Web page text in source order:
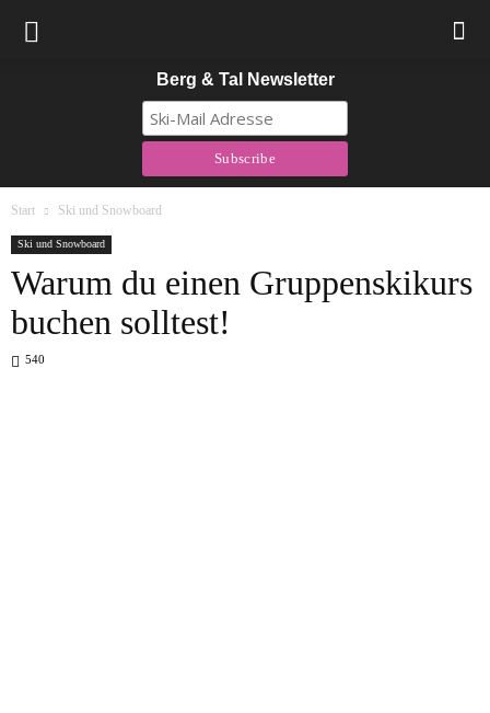
Berg & Tal Newsletter
Start Ski und Snowboard
Ski und Snowboard
Warum du einen Gruppenskikurs
buchen solltest!
540